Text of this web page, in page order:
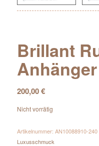
Brillant
Anhänger
200,00€
Nicht vorrätig
Artikelnummer: AN10088910-240
Luxusschmuck